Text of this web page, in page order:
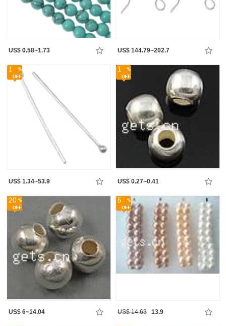
US$ 0.58~1.73 US$ 144.79~202.7
1
US$ 1.34~53.9
1
US$ 0.27~0.41
20
US$ 6~14.04
5
US$ 14.63 13.9